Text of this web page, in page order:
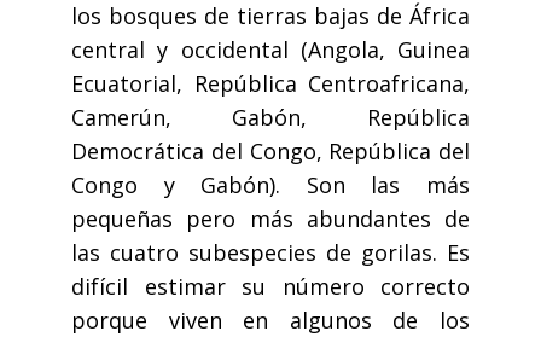
los bosques de tierras bajas de África
central y occidental (Angola, Guinea
Ecuatorial, República Centroafricana,
Camerún, Gabón, República
Democrática del Congo, República del
Congo y Gabón). Son las más
pequeñas pero más abundantes de
las cuatro subespecies de gorilas. Es
difícil estimar su número correcto
porque viven en algunos de los